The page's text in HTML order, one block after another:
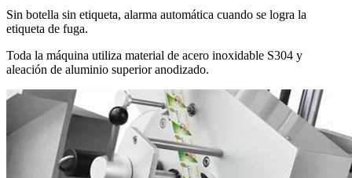
Sin botella sin etiqueta, alarma automática cuando se logra la
etiqueta de fuga.
Toda la máquina utiliza material de acero inoxidable S304 y
aleación de aluminio superior anodizado.